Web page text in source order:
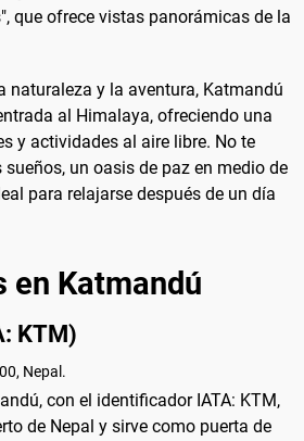
que ofrece vistas panorámicas de la
naturaleza y la aventura, Katmandú
al Himalaya, ofreciendo una
y actividades al aire libre. No te
un oasis de paz en medio de
para relajarse después de un día
en Katmandú
KTM)
Nepal.
con el identificador IATA: KTM,
de Nepal y sirve como puerta de